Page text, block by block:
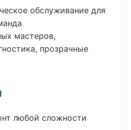
обслуживание для
мастеров,
прозрачные
любой сложности